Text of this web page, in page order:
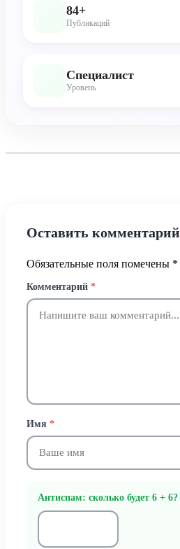
84+
Публикаций
Специалист
Уровень
Оставить комментарий
Обязательные поля помечены *
Комментарий *
Имя *
Антиспам: сколько будет 6 + 6?